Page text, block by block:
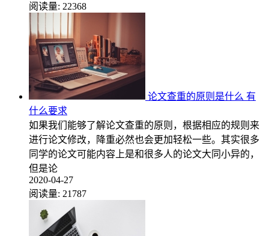
阅读量: 22368
论文查重的原则是什么 有
什么要求
如果我们能够了解论文查重的原则，根据相应的规则来
进行论文修改，降重必然也会更加轻松一些。其实很多
同学的论文可能内容上是和很多人的论文大同小异的，
但是论
2020-04-27
阅读量: 21787